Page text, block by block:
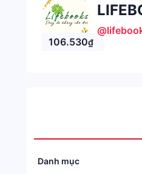
106.530₫
Danh mục